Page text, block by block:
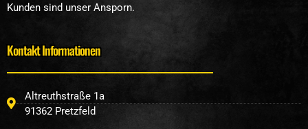
Kunden sind unser Ansporn.
Kontakt Informationen
Altreuthstraße 1a
91362 Pretzfeld